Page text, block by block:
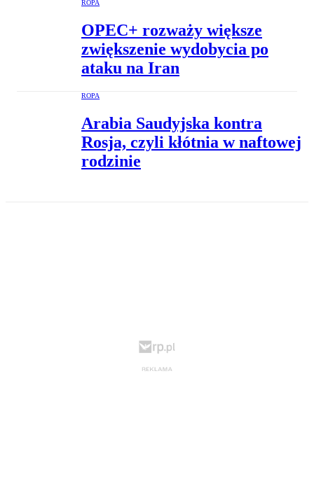
ROPA
OPEC+ rozważy większe
zwiększenie wydobycia po
ataku na Iran
ROPA
Arabia Saudyjska kontra
Rosja, czyli kłótnia w naftowej
rodzinie